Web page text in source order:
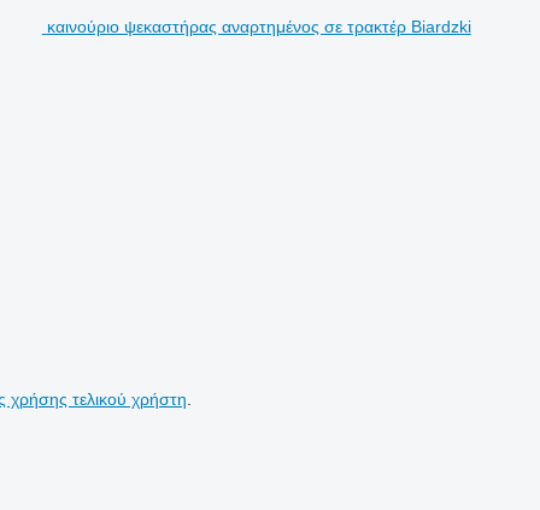
καινούριο ψεκαστήρας αναρτημένος σε τρακτέρ Biardzki
χρήσης τελικού χρήστη